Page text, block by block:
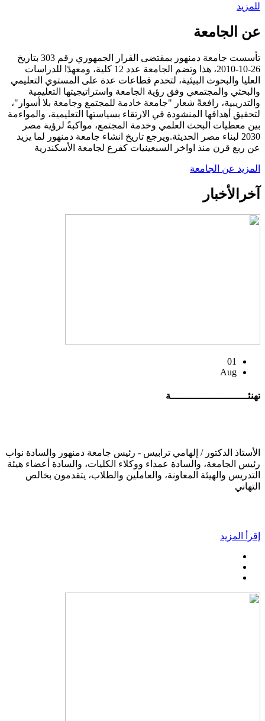
للمزيد
عن الجامعة
تأسست جامعة دمنهور بمقتضى القرار الجمهوري رقم 303 بتاريخ
26-10-2010، هذا وتضم الجامعة عدد 12 كلية، ومعهدًا للدراسات
العليا والبحوث البيئية، لتخدم قطاعات عدة على المستوي التعليمي
والبحثي والمجتمعي وفق رؤية الجامعة واستراتيجيتها التعليمية
والتدريبية، رافعةً شعار "جامعة خادمة للمجتمع وجامعة بلا أسوار"،
لتحقيق أهدافها المنشودة في الارتقاء بسياستها التعليمية، والمواءمة
بين معطيات البحث العلمي وخدمة المجتمع، مواكبةً لرؤية مصر
2030 لبناء مصر الحديثة.ويرجع تاريخ انشاء جامعة دمنهور لما يزيد
عن ربع قرن منذ اواخر السبعينيات كفرع لجامعة الأسكندرية
المزيد عن الجامعة
آخر الأخبار
01
Aug
تهنئــــــــــــــــــــــــــة
الأستاذ الدكتور / إلهامي ترابيس - رئيس جامعة دمنهور والسادة نواب
رئيس الجامعة، والسادة عمداء ووكلاء الكليات، والسادة أعضاء هيئة
التدريس والهيئة المعاونة، والعاملين والطلاب، يتقدمون بخالص
التهاني
إقرأ المزيد